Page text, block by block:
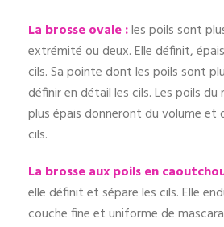
La brosse ovale :les poils sont
extrémité ou deux. Elle définit,
cils. Sa pointe dont les poils sont
définir en détail les cils. Les poils
plus épais donneront du volume et
cils.
La brosse aux poils en
elle définit et sépare les cils. Elle
couche fine et uniforme de